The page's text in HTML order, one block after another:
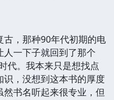
，那种90年代初期的电
一下子就回到了那个
代。我本来只是想找点
，没想到这本书的厚度
书名听起来很专业，但